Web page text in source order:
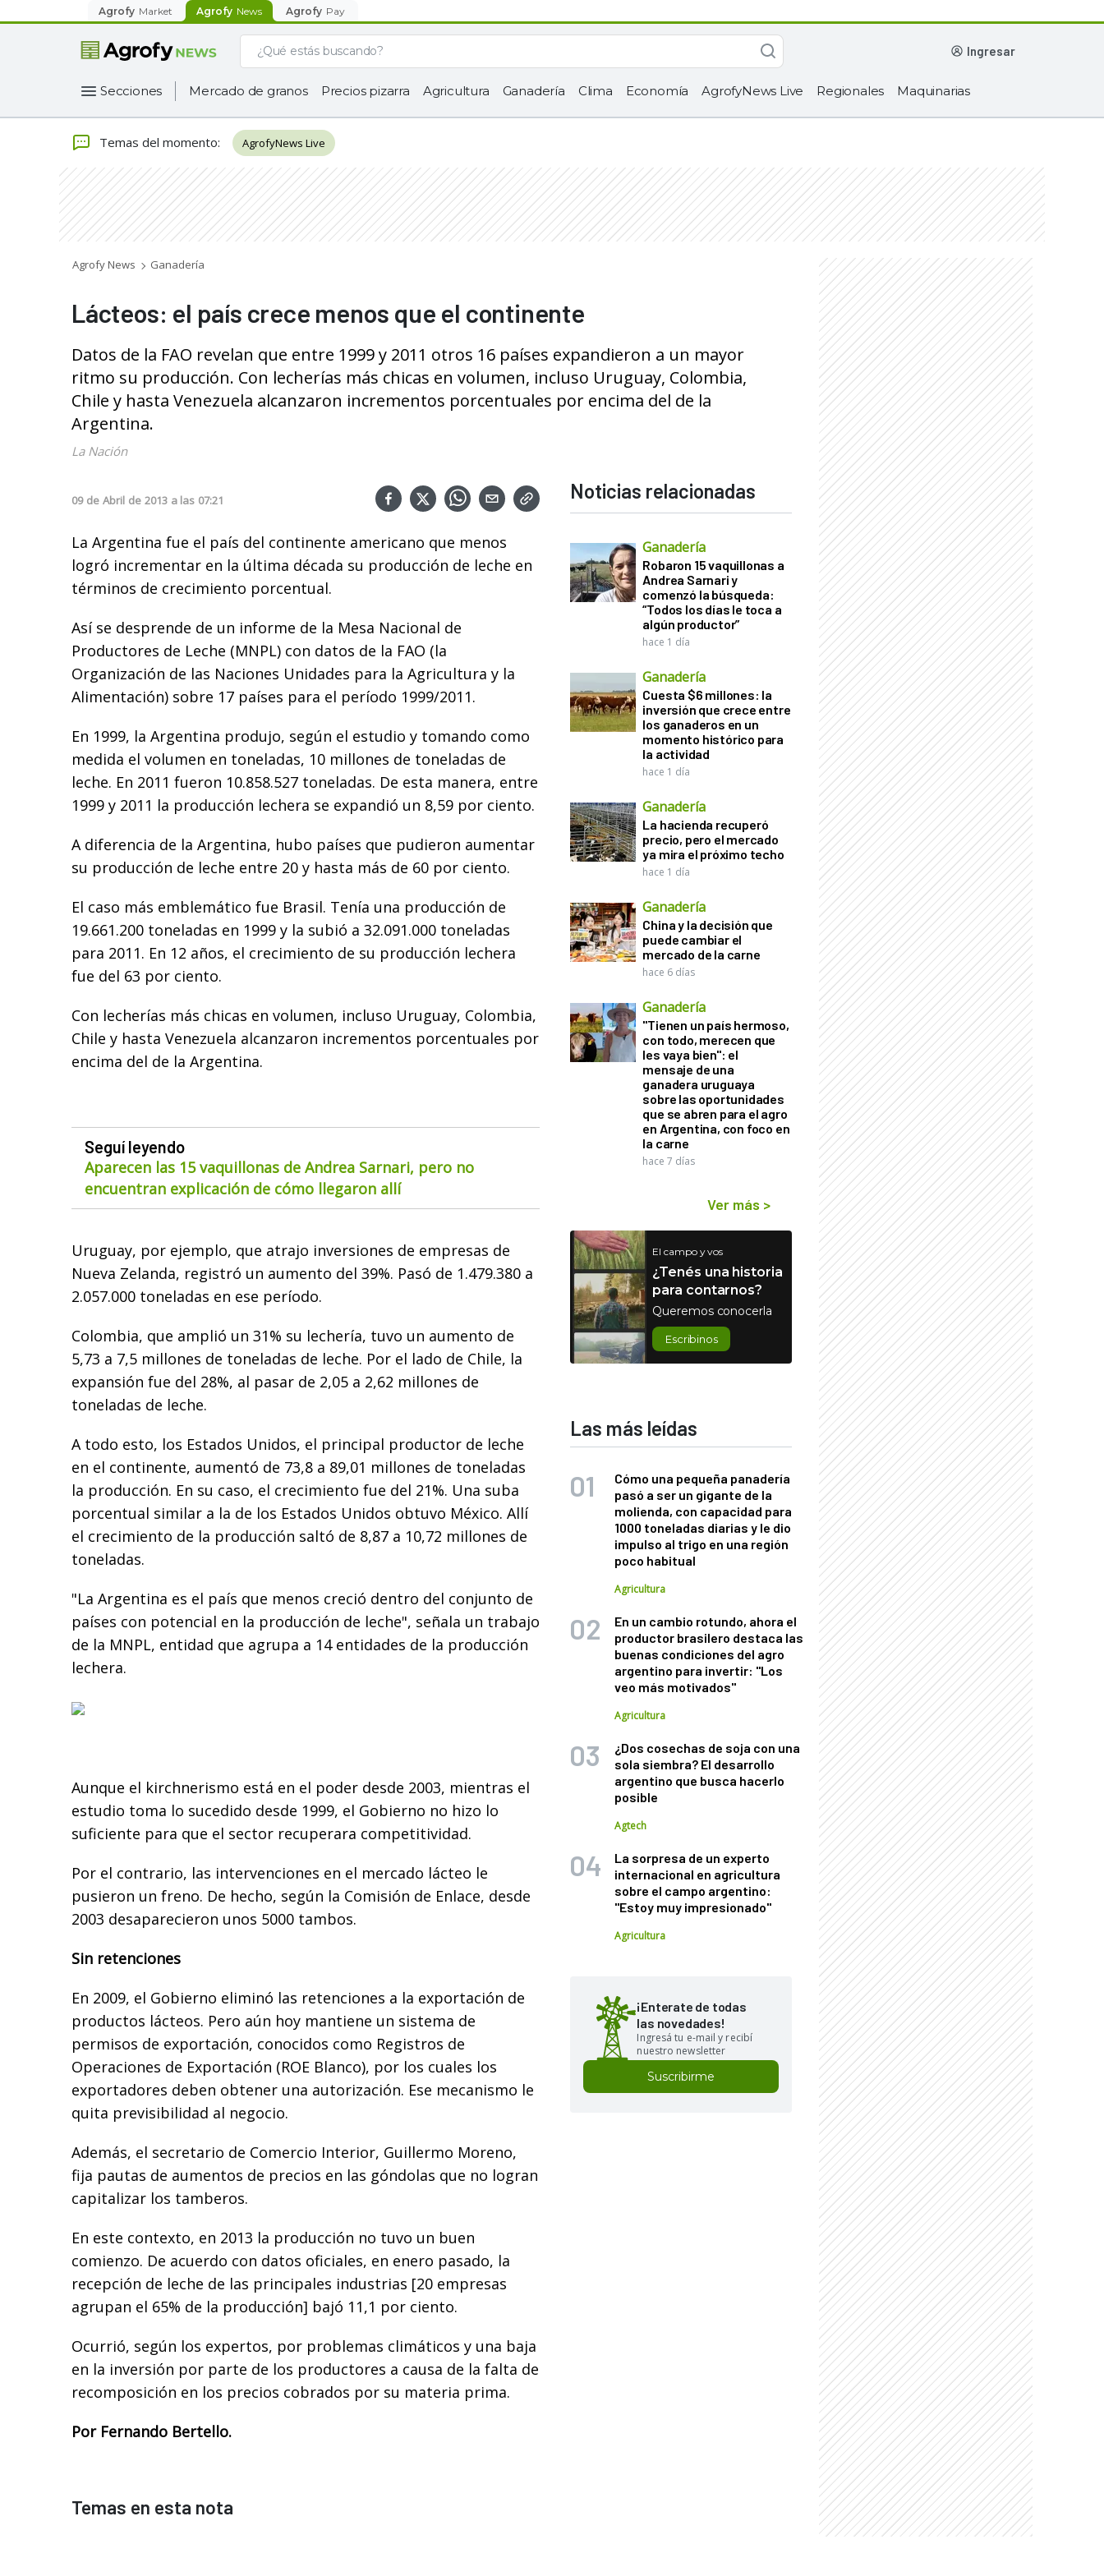
Agrofy Market Agrofy News Agrofy Pay
ingresar
Secciones Mercado de granos Precios pizarra Agricultura Ganadería Clima Economía AgrofyNews Live Regionales Maquinarias
Temas del momento: AgrofyNews Live
Agrofy News Ganadería
Lácteos: el país crece menos que el continente
Datos de la FAO revelan que entre 1999 y 2011 otros 16 países expandieron a un mayor
ritmo su producción. Con lecherías más chicas en volumen, incluso Uruguay, Colombia,
Chile y hasta Venezuela alcanzaron incrementos porcentuales por encima del de la
Argentina.
La Nación
09 de Abril de 2013 a las 07:21
La Argentina fue el país del continente americano que menos
logró incrementar en la última década su producción de leche en
términos de crecimiento porcentual.
Así se desprende de un informe de la Mesa Nacional de
Productores de Leche (MNPL) con datos de la FAO (la
Organización de las Naciones Unidades para la Agricultura y la
Alimentación) sobre 17 países para el período 1999/2011.
En 1999, la Argentina produjo, según el estudio y tomando como
medida el volumen en toneladas, 10 millones de toneladas de
leche. En 2011 fueron 10.858.527 toneladas. De esta manera, entre
1999 y 2011 la producción lechera se expandió un 8,59 por ciento.
A diferencia de la Argentina, hubo países que pudieron aumentar
su producción de leche entre 20 y hasta más de 60 por ciento.
El caso más emblemático fue Brasil. Tenía una producción de
19.661.200 toneladas en 1999 y la subió a 32.091.000 toneladas
para 2011. En 12 años, el crecimiento de su producción lechera
fue del 63 por ciento.
Con lecherías más chicas en volumen, incluso Uruguay, Colombia,
Chile y hasta Venezuela alcanzaron incrementos porcentuales por
encima del de la Argentina.
Seguí leyendo
Aparecen las 15 vaquillonas de Andrea Sarnari, pero no
encuentran explicación de cómo llegaron allí
Uruguay, por ejemplo, que atrajo inversiones de empresas de
Nueva Zelanda, registró un aumento del 39%. Pasó de 1.479.380 a
2.057.000 toneladas en ese período.
Colombia, que amplió un 31% su lechería, tuvo un aumento de
5,73 a 7,5 millones de toneladas de leche. Por el lado de Chile, la
expansión fue del 28%, al pasar de 2,05 a 2,62 millones de
toneladas de leche.
A todo esto, los Estados Unidos, el principal productor de leche
en el continente, aumentó de 73,8 a 89,01 millones de toneladas
la producción. En su caso, el crecimiento fue del 21%. Una suba
porcentual similar a la de los Estados Unidos obtuvo México. Allí
el crecimiento de la producción saltó de 8,87 a 10,72 millones de
toneladas.
"La Argentina es el país que menos creció dentro del conjunto de
países con potencial en la producción de leche", señala un trabajo
de la MNPL, entidad que agrupa a 14 entidades de la producción
lechera.
Aunque el kirchnerismo está en el poder desde 2003, mientras el
estudio toma lo sucedido desde 1999, el Gobierno no hizo lo
suficiente para que el sector recuperara competitividad.
Por el contrario, las intervenciones en el mercado lácteo le
pusieron un freno. De hecho, según la Comisión de Enlace, desde
2003 desaparecieron unos 5000 tambos.
Sin retenciones
En 2009, el Gobierno eliminó las retenciones a la exportación de
productos lácteos. Pero aún hoy mantiene un sistema de
permisos de exportación, conocidos como Registros de
Operaciones de Exportación (ROE Blanco), por los cuales los
exportadores deben obtener una autorización. Ese mecanismo le
quita previsibilidad al negocio.
Además, el secretario de Comercio Interior, Guillermo Moreno,
fija pautas de aumentos de precios en las góndolas que no logran
capitalizar los tamberos.
En este contexto, en 2013 la producción no tuvo un buen
comienzo. De acuerdo con datos oficiales, en enero pasado, la
recepción de leche de las principales industrias [20 empresas
agrupan el 65% de la producción] bajó 11,1 por ciento.
Ocurrió, según los expertos, por problemas climáticos y una baja
en la inversión por parte de los productores a causa de la falta de
recomposición en los precios cobrados por su materia prima.
Por Fernando Bertello.
Noticias relacionadas
Ganadería
Robaron 15 vaquillonas a
Andrea Sarnari y
comenzó la búsqueda:
“Todos los días le toca a
algún productor”
hace 1 día
Ganadería
Cuesta $6 millones: la
inversión que crece entre
los ganaderos en un
momento histórico para
la actividad
hace 1 día
Ganadería
La hacienda recuperó
precio, pero el mercado
ya mira el próximo techo
hace 1 día
Ganadería
China y la decisión que
puede cambiar el
mercado de la carne
hace 6 días
Ganadería
"Tienen un país hermoso,
con todo, merecen que
les vaya bien": el
mensaje de una
ganadera uruguaya
sobre las oportunidades
que se abren para el agro
en Argentina, con foco en
la carne
hace 7 días
Ver más >
El campo y vos
¿Tenés una historia
para contarnos?
Queremos conocerla
Escribinos
Las más leídas
Cómo una pequeña panadería
pasó a ser un gigante de la
molienda, con capacidad para
1000 toneladas diarias y le dio
impulso al trigo en una región
poco habitual
Agricultura
En un cambio rotundo, ahora el
productor brasilero destaca las
buenas condiciones del agro
argentino para invertir: "Los
veo más motivados"
Agricultura
¿Dos cosechas de soja con una
sola siembra? El desarrollo
argentino que busca hacerlo
posible
Agtech
La sorpresa de un experto
internacional en agricultura
sobre el campo argentino:
"Estoy muy impresionado"
Agricultura
¡Enterate de todas
las novedades!
Ingresá tu e-mail y recibí
nuestro newsletter
Suscribirme
Temas en esta nota